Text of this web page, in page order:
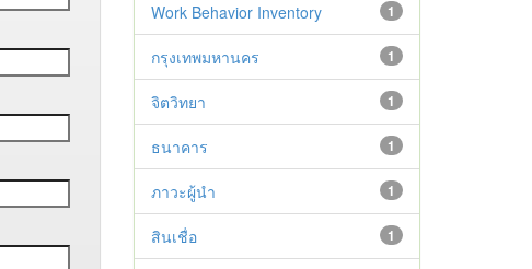
1
Work Behavior Inventory
1
กรุงเทพมหานคร
1
จิตวิทยา
1
ธนาคาร
1
ภาวะผู้นำ
1
สินเชื่อ